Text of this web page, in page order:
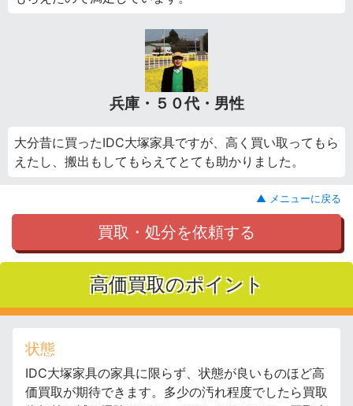
兵庫・５０代・男性
大分昔に買ったIDC大塚家具ですが、高く買い取ってもら
えたし、搬出もしてもらえてとても助かりました。
▲ メニューに戻る
買取・処分を依頼する
高価買取のポイント
状態
IDC大塚家具の家具に限らず、状態が良いものほど高
価買取が期待できます。多少の汚れ程度でしたら買取